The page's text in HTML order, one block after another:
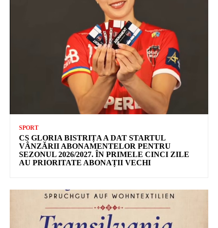
SPORT
CS GLORIA BISTRIȚA A DAT STARTUL
VÂNZĂRII ABONAMENTELOR PENTRU
SEZONUL 2026/2027. ÎN PRIMELE CINCI ZILE
AU PRIORITATE ABONAȚII VECHI